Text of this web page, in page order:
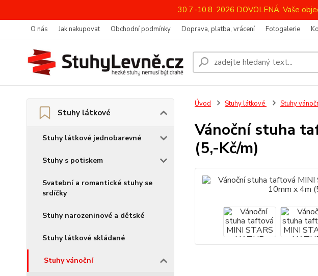
30.7.-10.8. 2026 DOVOLENÁ. Vaše
O nás Jak nakupovat Obchodní podmínky Doprava, platba, vrácení Fotogalerie
Stuhy látkové
Stuhy látkové jednobarevné
Stuhy s potiskem
Svatební a romantické stuhy se
srdíčky
Stuhy narozeninové a dětské
Stuhy látkové skládané
Stuhy vánoční
Úvod Stuhy látkové Stuhy
Vánoční stuha
(5,-Kč/m)